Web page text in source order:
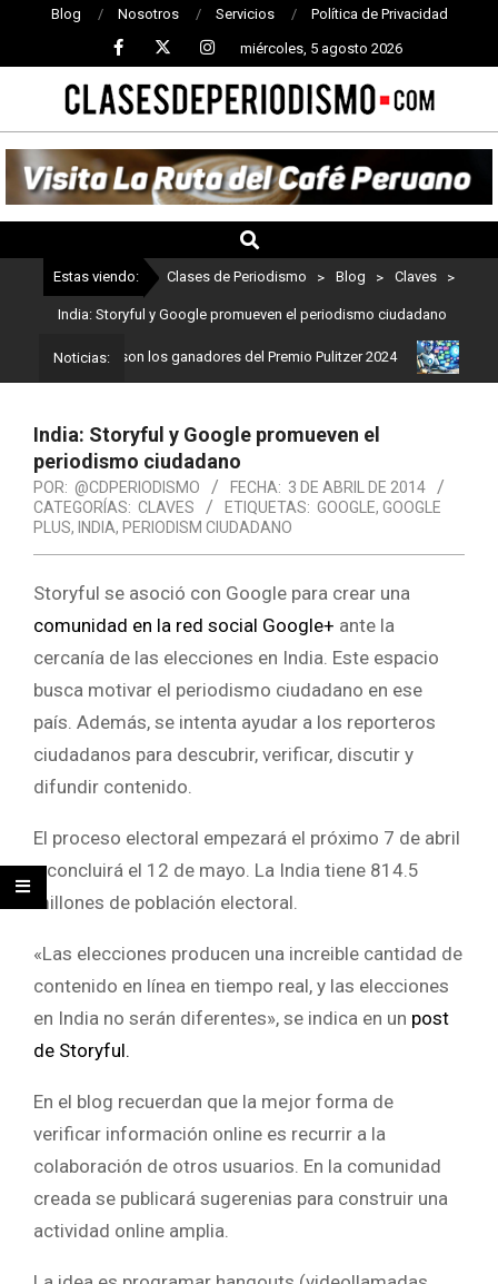
Blog Nosotros Servicios Política de Privacidad
miércoles, 5 agosto 2026
CLASES
DE
PERIODISMO
Estas viendo: Clases de Periodismo > Blog > Claves >
India: Storyful y Google promueven el periodismo ciudadano
Noticias:
Estos son los ganadores del Premio Pulitzer 2024
India: Storyful y Google promueven el
periodismo ciudadano
POR: @CDPERIODISMO FECHA: 3 DE ABRIL DE 2014
CATEGORÍAS: CLAVES ETIQUETAS: GOOGLE, GOOGLE
PLUS, INDIA, PERIODISM CIUDADANO
Storyful se asoció con Google para crear una
comunidad en la red social Google+ ante la
cercanía de las elecciones en India. Este espacio
busca motivar el periodismo ciudadano en ese
país. Además, se intenta ayudar a los reporteros
ciudadanos para descubrir, verificar, discutir y
difundir contenido.
El proceso electoral empezará el próximo 7 de abril
y concluirá el 12 de mayo. La India tiene 814.5
millones de población electoral.
«Las elecciones producen una increible cantidad de
contenido en línea en tiempo real, y las elecciones
en India no serán diferentes», se indica en un post
de Storyful.
En el blog recuerdan que la mejor forma de
verificar información online es recurrir a la
colaboración de otros usuarios. En la comunidad
creada se publicará sugerenias para construir una
actividad online amplia.